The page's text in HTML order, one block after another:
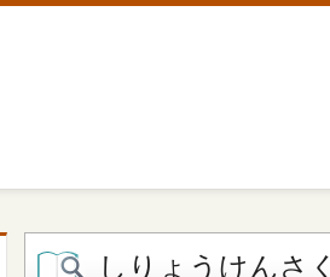
しりょうけんさく